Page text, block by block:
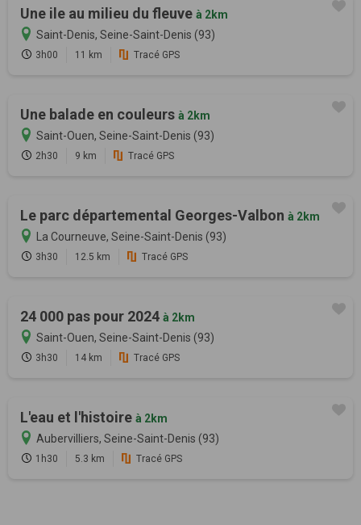
Une ile au milieu du fleuve à 2km
Saint-Denis, Seine-Saint-Denis (93)
3h00 11 km Tracé GPS
Une balade en couleurs à 2km
Saint-Ouen, Seine-Saint-Denis (93)
2h30 9 km Tracé GPS
Le parc départemental Georges-Valbon à 2km
La Courneuve, Seine-Saint-Denis (93)
3h30 12.5 km Tracé GPS
24 000 pas pour 2024 à 2km
Saint-Ouen, Seine-Saint-Denis (93)
3h30 14 km Tracé GPS
L'eau et l'histoire à 2km
Aubervilliers, Seine-Saint-Denis (93)
1h30 5.3 km Tracé GPS